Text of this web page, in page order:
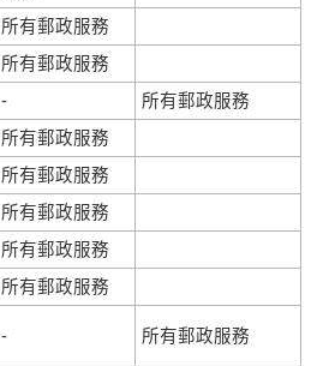
所有郵政服務
所有郵政服務
-
所有郵政服務
所有郵政服務
所有郵政服務
所有郵政服務
所有郵政服務
所有郵政服務
- 所有郵政服務